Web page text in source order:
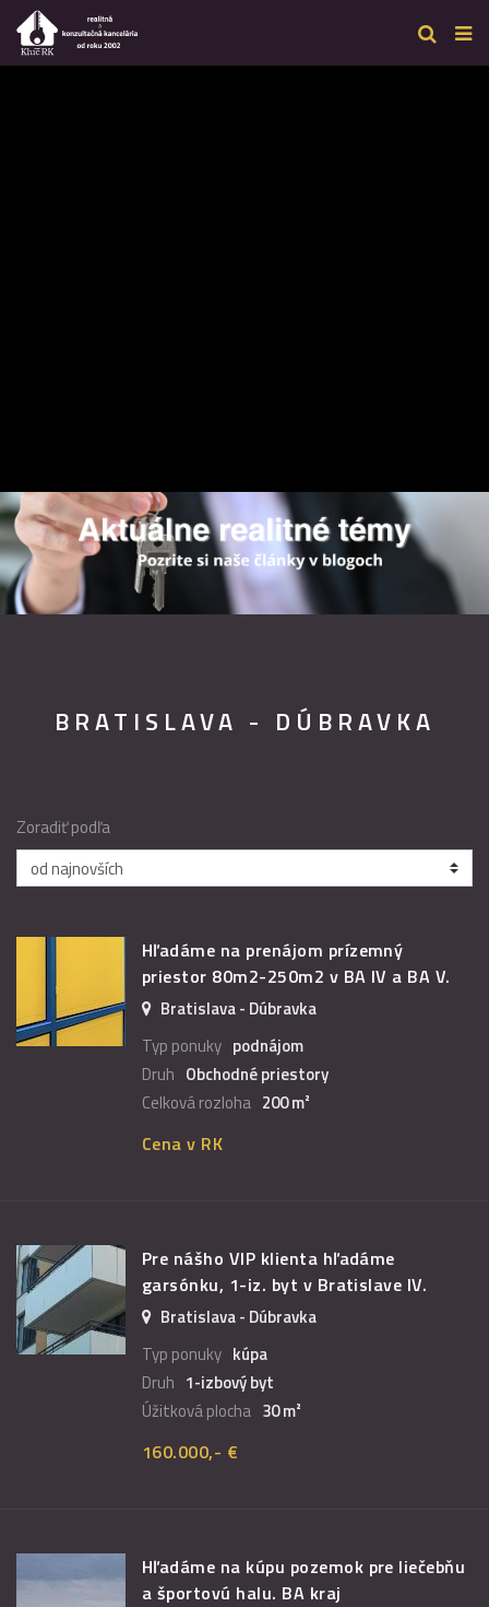
BRATISLAVA - DÚBRAVKA
Zoradiť podľa
Hľadáme na prenájom prízemný
priestor 80m2-250m2 v BA IV a BA V.
Bratislava - Dúbravka
Typ ponuky podnájom
Druh Obchodné priestory
Celková rozloha 200 m²
Cena v RK
Pre nášho VIP klienta hľadáme
garsónku, 1-iz. byt v Bratislave IV.
Bratislava - Dúbravka
Typ ponuky kúpa
Druh 1-izbový byt
Úžitková plocha 30 m²
160.000,- €
Hľadáme na kúpu pozemok pre liečebňu
a športovú halu. BA kraj